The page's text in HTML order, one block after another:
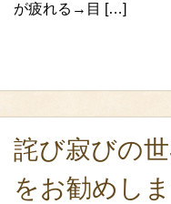
が疲れる→目 […]
詫び寂びの
をお勧めし